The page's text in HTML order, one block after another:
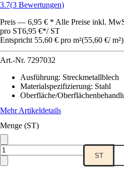
3.7(3 Bewertungen)
Preis — 6,95 € * Alle Preise inkl.
pro ST6,95 €*/ ST
Entspricht 55,60 € pro m²(55,60 €/ m²)
Art.-Nr. 7297032
Ausführung: Streckmetallblech
Materialspezifizierung: Stahl
Oberfläche/
Mehr Artikeldetails
Menge (ST)
ST